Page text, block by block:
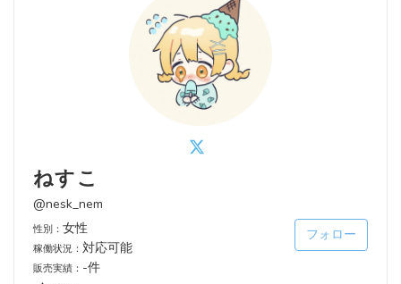
ねすこ
@nesk_nem
性別： 女性
稼働状況： 対応可能
販売実績： -件
フォロー